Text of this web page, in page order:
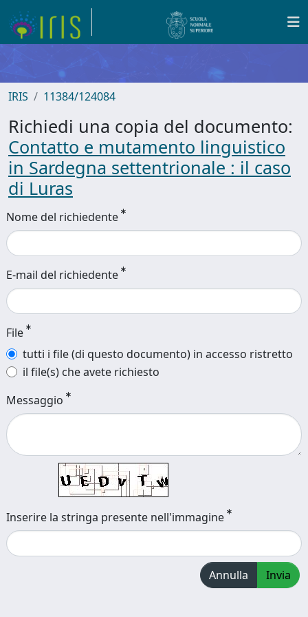
IRIS 11384/124084
Richiedi una copia del documento:
Contatto e mutamento linguistico
in Sardegna settentrionale : il caso
di Luras
Nome del richiedente
E-mail del richiedente
File
tutti i file (di questo documento) in accesso ristretto
il file(s) che avete richiesto
Messaggio
Inserire la stringa presente nell'immagine
Annulla Invia